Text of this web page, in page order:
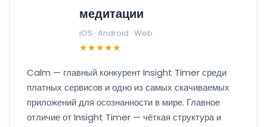
медитации
iOS · Android · Web
★★★★★
Calm — главный конкурент Insight Timer среди
платных сервисов и одно из самых скачиваемых
приложений для осознанности в мире. Главное
отличие от Insight Timer — чёткая структура и